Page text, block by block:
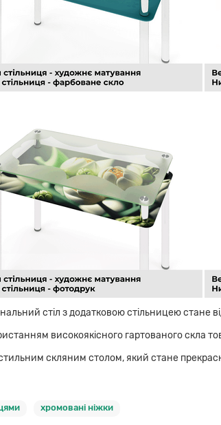
стіл з додатковою стільницею стане
високоякісного гартованого скла
скляним столом, який стане
хромовані ніжки